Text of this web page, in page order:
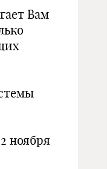
Вам
ноября